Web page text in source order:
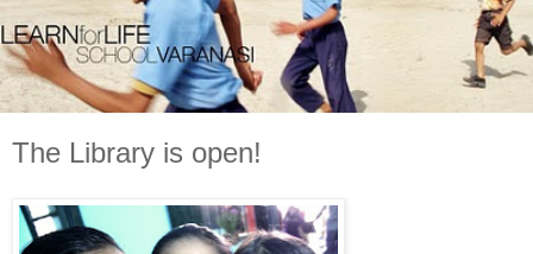
The Library is open!